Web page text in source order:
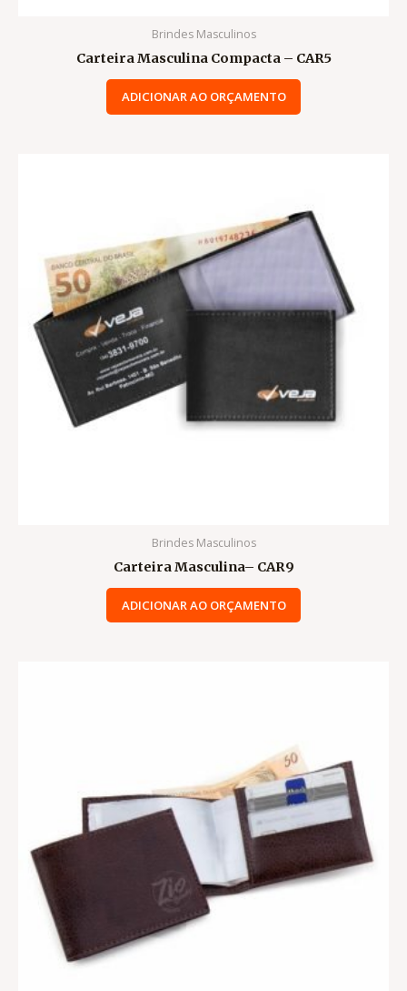
Brindes Masculinos
Carteira Masculina Compacta – CAR5
ADICIONAR AO ORÇAMENTO
Brindes Masculinos
Carteira Masculina– CAR9
ADICIONAR AO ORÇAMENTO